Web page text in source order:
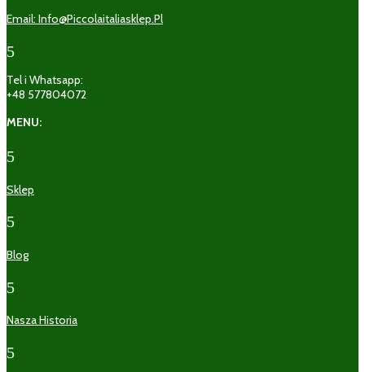
Email: Info@piccolaitaliasklep.pl
5
Tel i Whatsapp:
+48 577804072
MENU:
5
Sklep
5
Blog
5
Nasza Historia
5